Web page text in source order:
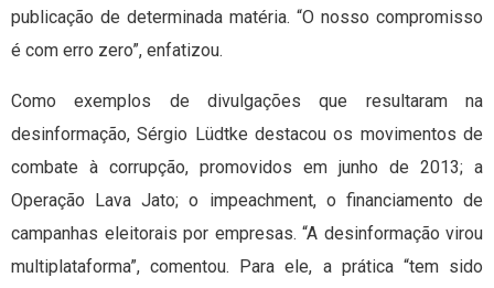
publicação de determinada matéria. “O nosso compromisso
é com erro zero”, enfatizou.
Como exemplos de divulgações que resultaram na
desinformação, Sérgio Lüdtke destacou os movimentos de
combate à corrupção, promovidos em junho de 2013; a
Operação Lava Jato; o impeachment, o financiamento de
campanhas eleitorais por empresas. “A desinformação virou
multiplataforma”, comentou. Para ele, a prática “tem sido